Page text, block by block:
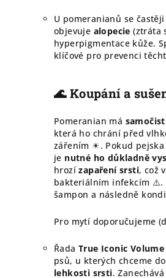
U pomeranianů se
objevuje alopecie (ztráta
hyperpigmentace kůže.
klíčové pro prevenci
🌊 Koupání a
Pomeranian má
která ho chrání před
zářením ☀. Pokud
je nutné ho důkladně
hrozízapaření srsti, což
bakteriálním infekcím ⚠️.
šampon a následně
Pro mytí doporučujeme
Řada True Iconic Volume
psů, u kterých chceme
lehkosti srsti.